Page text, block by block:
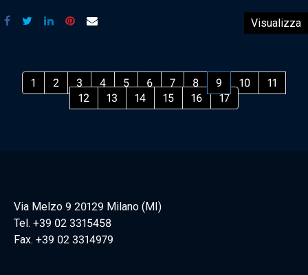
Visualizza
1 2 3 4 5 6 7 8 9 10
11
12
13 14 15 16 17
Via Melzo 9 20129 Milano (MI)
Tel. +39 02 3315458
Fax. +39 02 3314979